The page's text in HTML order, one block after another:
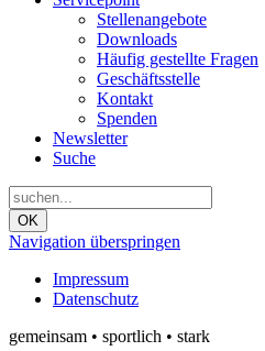
Stellenangebote
Downloads
Häufig gestellte Fragen
Geschäftsstelle
Kontakt
Spenden
Newsletter
Suche
OK
Navigation überspringen
Impressum
Datenschutz
gemeinsam • sportlich • stark